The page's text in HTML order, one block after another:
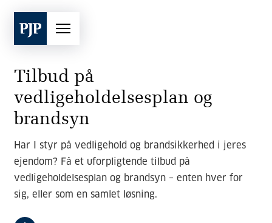
Tilbud på
vedligeholdelsesplan og
brandsyn
Har I styr på vedligehold og brandsikkerhed i jeres
ejendom? Få et uforpligtende tilbud på
vedligeholdelsesplan og brandsyn – enten hver for
sig, eller som en samlet løsning.